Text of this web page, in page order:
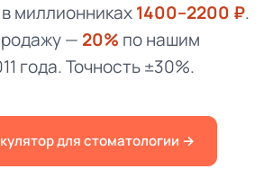
в миллионниках1400–2200 ₽.
— 20% по нашим
года. Точность ±30%.
для стоматологии →